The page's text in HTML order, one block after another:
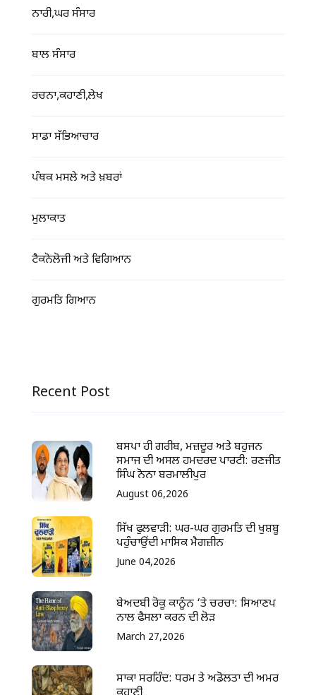
ਨਾਰੀ,ਘਰ ਸੰਸਾਰ
ਬਾਲ ਸੰਸਾਰ
ਰਚਨਾ,ਕਹਾਣੀ,ਲੇਖ
ਸਾਡਾ ਸੱਭਿਆਚਾਰ
ਪੰਥਕ ਮਸਲੇ ਅਤੇ ਖ਼ਬਰਾਂ
ਮੁਲਾਕਾਤ
ਟੈਕਨੋਲੋਜੀ ਅਤੇ ਵਿਗਿਆਨ
ਗੁਰਮਤਿ ਗਿਆਨ
Recent Post
ਬਸਪਾ ਹੀ ਗਰੀਬ, ਮਜ਼ਦੂਰ ਅਤੇ ਬਹੁਜਨ
ਸਮਾਜ ਦੀ ਅਸਲ ਹਮਦਰਦ ਪਾਰਟੀ: ਰਣਜੀਤ
ਸਿੰਘ ਨੋਨਾ ਬਰਮਾਲੀਪੁਰ
August 06,2026
ਸਿੱਖ ਫੁਲਵਾੜੀ: ਘਰ-ਘਰ ਗੁਰਮਤਿ ਦੀ ਖੁਸ਼ਬੂ
ਪਹੁੰਚਾਉਂਦੀ ਮਾਸਿਕ ਮੈਗਜ਼ੀਨ
June 04,2026
ਬੇਅਦਬੀ ਰੋਕੂ ਕਾਨੂੰਨ ‘ਤੇ ਚਰਚਾ: ਸਿਆਣਪ
ਨਾਲ ਫੈਸਲਾ ਕਰਨ ਦੀ ਲੋੜ
March 27,2026
ਸਾਕਾ ਸਰਹਿੰਦ: ਧਰਮ ਤੇ ਅਡੋਲਤਾ ਦੀ ਅਮਰ